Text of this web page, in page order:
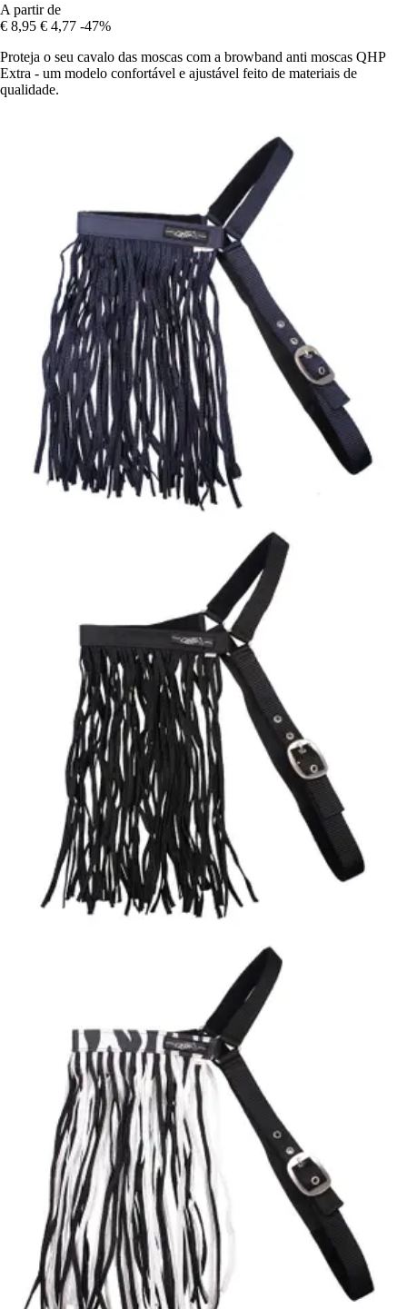
A partir de
€ 8,95 € 4,77 -47%
Proteja o seu cavalo das moscas com a browband anti moscas QHP
Extra - um modelo confortável e ajustável feito de materiais de
qualidade.